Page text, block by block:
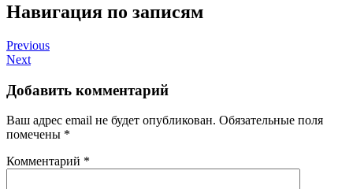
Навигация по записям
Previous
Next
Добавить комментарий
Ваш адрес email не будет опубликован. Обязательные поля
помечены *
Комментарий *